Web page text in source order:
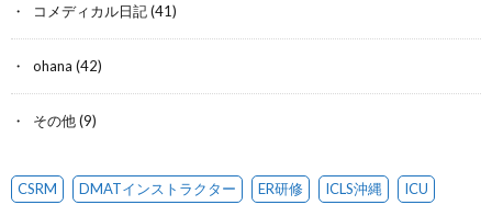
コメディカル日記(41)
ohana (42)
その他(9)
CSRM DMATインストラクター ER研修 ICLS沖縄 ICU